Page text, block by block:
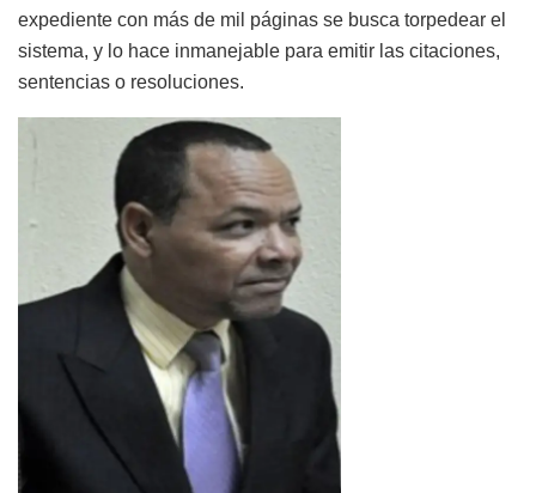
expediente con más de mil páginas se busca torpedear el
sistema, y lo hace inmanejable para emitir las citaciones,
sentencias o resoluciones.